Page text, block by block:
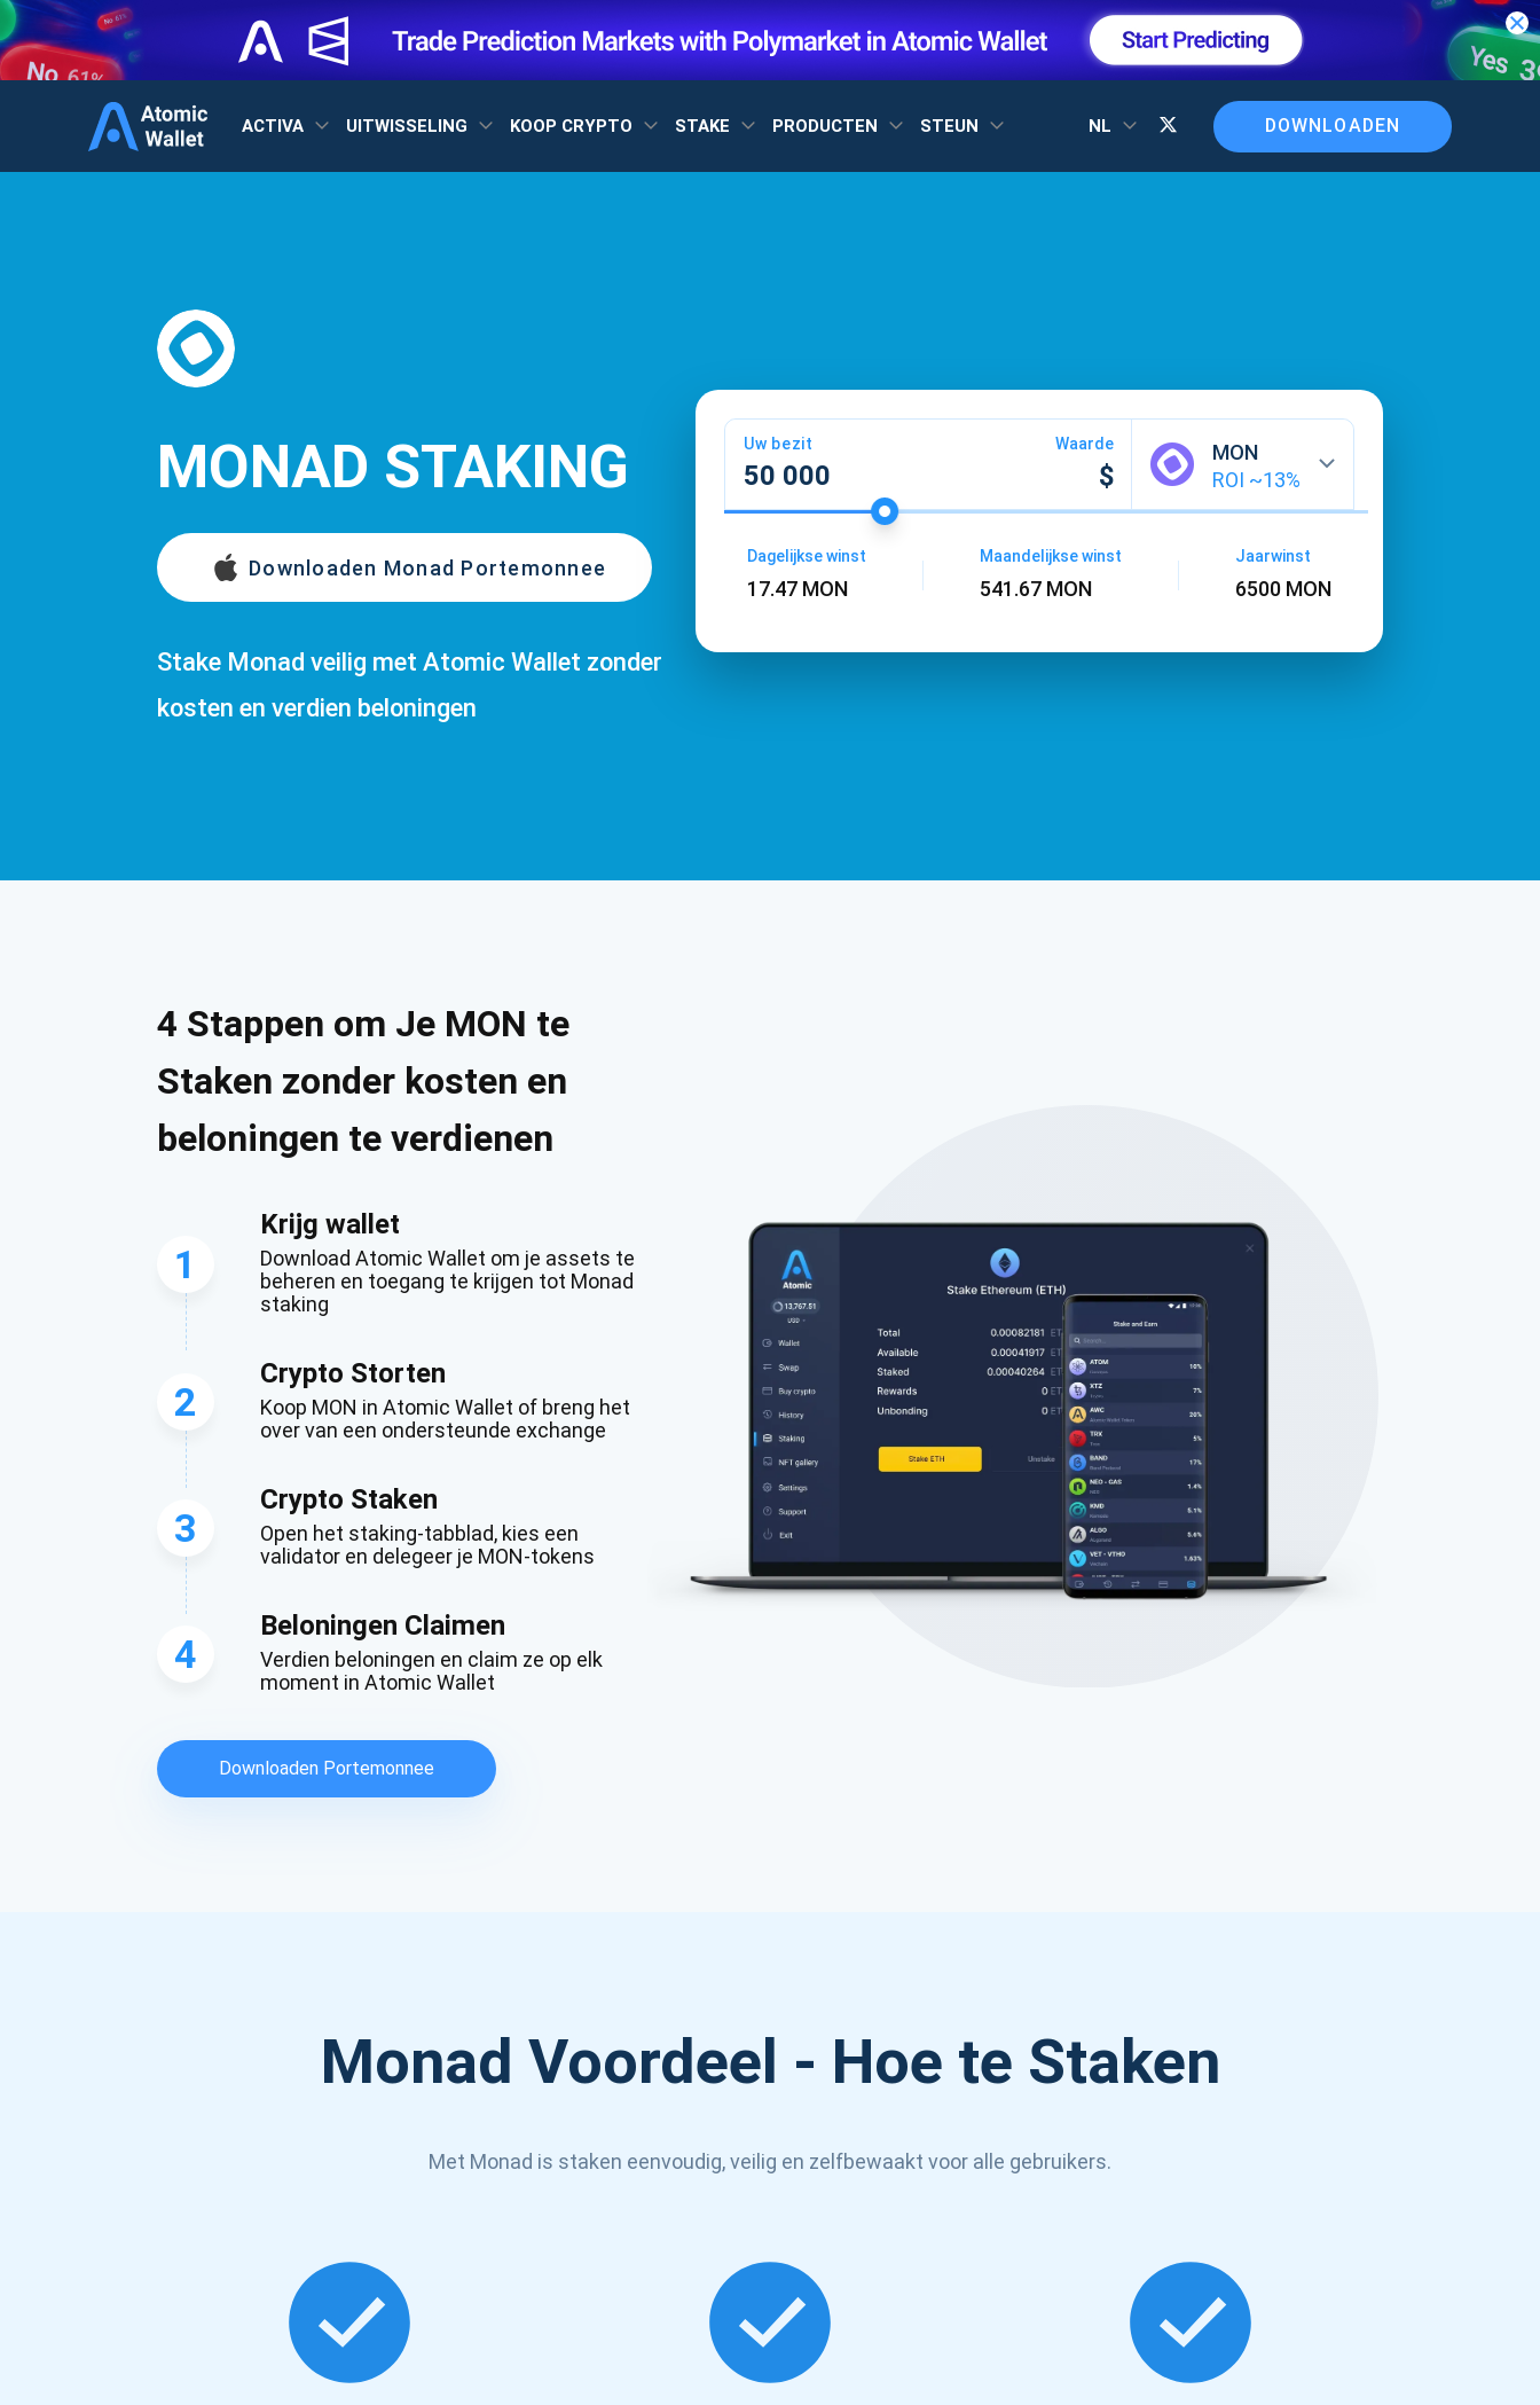
ACTIVA UITWISSELING KOOP CRYPTO STAKE PRODUCTEN STEUN NL DOWNLOADEN
MONAD STAKING
Downloaden Monad Portemonnee
Stake Monad veilig met Atomic Wallet zonder
kosten en verdien beloningen
MON
ROI ~13%
Uw bezit Waarde
Dagelijkse winst
17.47 MON
Maandelijkse winst
541.67 MON
Jaarwinst
6500 MON
4 Stappen om Je MON te
Staken zonder kosten en
beloningen te verdienen
1
Krijg wallet
Download Atomic Wallet om je assets te
beheren en toegang te krijgen tot Monad
staking
2
Crypto Storten
Koop MON in Atomic Wallet of breng het
over van een ondersteunde exchange
3
Crypto Staken
Open het staking-tabblad, kies een
validator en delegeer je MON-tokens
4
Beloningen Claimen
Verdien beloningen en claim ze op elk
moment in Atomic Wallet
Downloaden Portemonnee
Monad Voordeel - Hoe te Staken
Met Monad is staken eenvoudig, veilig en zelfbewaakt voor alle gebruikers.
Abonneer u op updates